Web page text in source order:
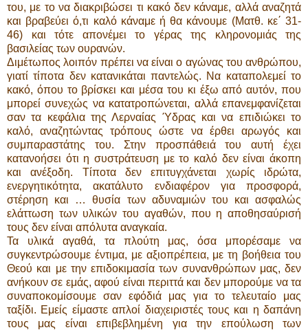
του, με το να διακριβώσει τι κακό δεν κάναμε, αλλά αναζητά
και βραβεύει ό,τι καλό κάναμε ή θα κάνουμε (Ματθ. κε΄ 31-
46) και τότε απονέμει το γέρας της κληρονομιάς της
βασιλείας των ουρανών.
Διμέτωπος λοιπόν πρέπει να είναι ο αγώνας του ανθρώπου,
γιατί τίποτα δεν κατανικάται παντελώς. Να καταπολεμεί το
κακό, όπου το βρίσκει και μέσα του κι έξω από αυτόν, που
μπορεί συνεχώς να κατατροπώνεται, αλλά επανεμφανίζεται
σαν τα κεφάλια της Λερναίας Ύδρας και να επιδιώκει το
καλό, αναζητώντας τρόπους ώστε να έρθει αρωγός και
συμπαραστάτης του. Στην προσπάθειά του αυτή έχει
κατανοήσει ότι η συστράτευση με το καλό δεν είναι άκοπη
και ανέξοδη. Τίποτα δεν επιτυγχάνεται χωρίς ιδρώτα,
ενεργητικότητα, ακατάλυτο ενδιαφέρον για προσφορά,
στέρηση και … θυσία των αδυναμιών του και ασφαλώς
ελάττωση των υλικών του αγαθών, που η αποθησαύρισή
τους δεν είναι απόλυτα αναγκαία.
Τα υλικά αγαθά, τα πλούτη μας, όσα μπορέσαμε να
συγκεντρώσουμε έντιμα, με αξιοπρέπεια, με τη βοήθεια του
Θεού και με την επιδοκιμασία των συνανθρώπων μας, δεν
ανήκουν σε εμάς, αφού είναι περιττά και δεν μπορούμε να τα
συναποκομίσουμε σαν εφόδιά μας για το τελευταίο μας
ταξίδι. Εμείς είμαστε απλοί διαχειριστές τους και η δαπάνη
τους μας είναι επιβεβλημένη για την επούλωση των